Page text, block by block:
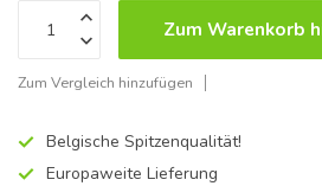
Zum Warenkorb
Zum Vergleich hinzufügen
Belgische Spitzenqualität!
Europaweite Lieferung